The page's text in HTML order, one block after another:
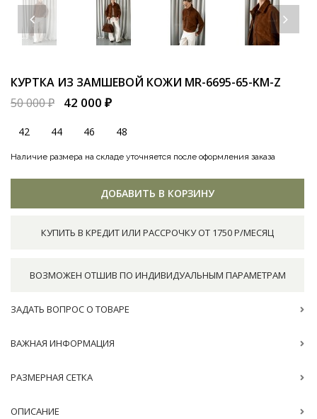
КУРТКА ИЗ ЗАМШЕВОЙ КОЖИ MR-6695-65-KM-Z
50 000 ₽
42 000 ₽
42 44 46 48
Наличие размера на складе уточняется после оформления заказа
ДОБАВИТЬ В КОРЗИНУ
КУПИТЬ В КРЕДИТ ИЛИ РАССРОЧКУ ОТ 1750 Р/МЕСЯЦ
ВОЗМОЖЕН ОТШИВ ПО ИНДИВИДУАЛЬНЫМ ПАРАМЕТРАМ
ЗАДАТЬ ВОПРОС О ТОВАРЕ
ВАЖНАЯ ИНФОРМАЦИЯ
РАЗМЕРНАЯ СЕТКА
ОПИСАНИЕ